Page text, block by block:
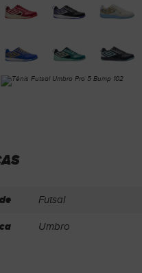
Futsal
Umbro